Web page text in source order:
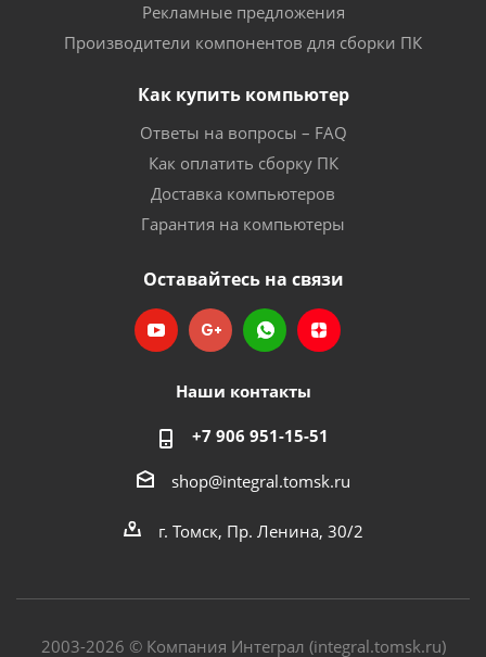
Рекламные предложения
Производители компонентов для сборки ПК
Как купить компьютер
Ответы на вопросы – FAQ
Как оплатить сборку ПК
Доставка компьютеров
Гарантия на компьютеры
Оставайтесь на связи
Наши контакты
+7 906 951-15-51
shop@integral.tomsk.ru
г. Томск, Пр. Ленина, 30/2
2003-2026 © Компания Интеграл (integral.tomsk.ru)